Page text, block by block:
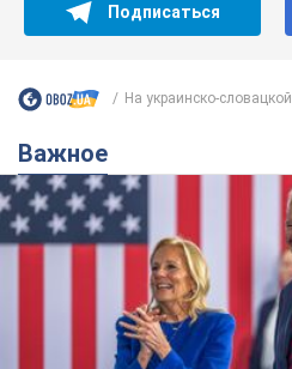
Подписаться
На украинско-
Важное